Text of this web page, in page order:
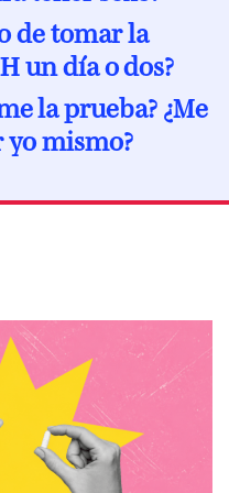
de tomar la
un día o dos?
la prueba? ¿Me
mismo?